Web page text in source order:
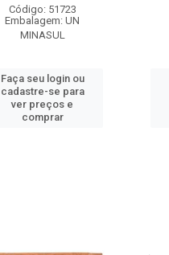
Código: 51723
Embalagem: UN
MINASUL
Faça seu login ou
cadastre-se para
ver preços e
comprar